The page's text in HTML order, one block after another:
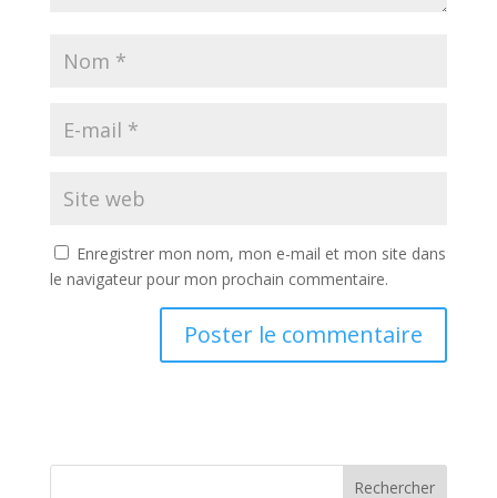
Enregistrer mon nom, mon e-mail et mon site dans
le navigateur pour mon prochain commentaire.